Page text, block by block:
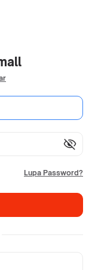
visibility_off
Lupa Password?